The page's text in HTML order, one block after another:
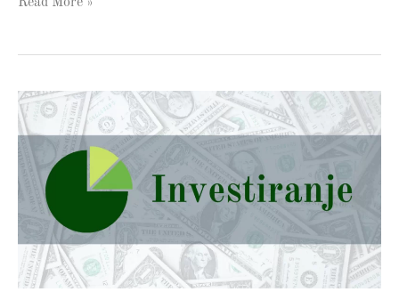
Read More »
Recenzija
brokera
Trader